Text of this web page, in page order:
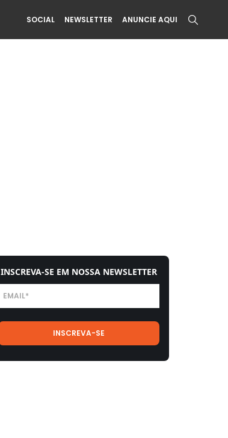
SOCIAL NEWSLETTER ANUNCIE AQUI
INSCREVA-SE EM NOSSA NEWSLETTER